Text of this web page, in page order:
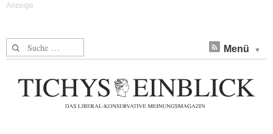
Suche nach: Menü